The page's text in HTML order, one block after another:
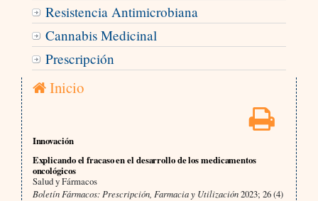
Resistencia Antimicrobiana
Cannabis Medicinal
Prescripción
Inicio
Innovación
Explicando el fracaso en el desarrollo de los medicamentos
oncológicos
Salud y Fármacos
Boletín Fármacos: Prescripción, Farmacia y Utilización2023; 26 (4)